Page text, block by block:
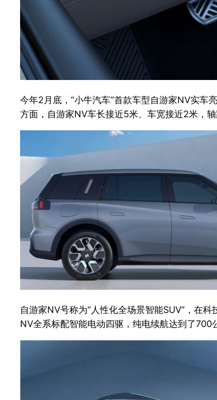
今年2月底，“小牛汽车”首款车型自游家NV实车
方面，自游家NV车长接近5米、车宽接近2米，
自游家NV号称为“人性化全场景智能SUV”，在
NV全系标配智能电动四驱，纯电续航达到了700